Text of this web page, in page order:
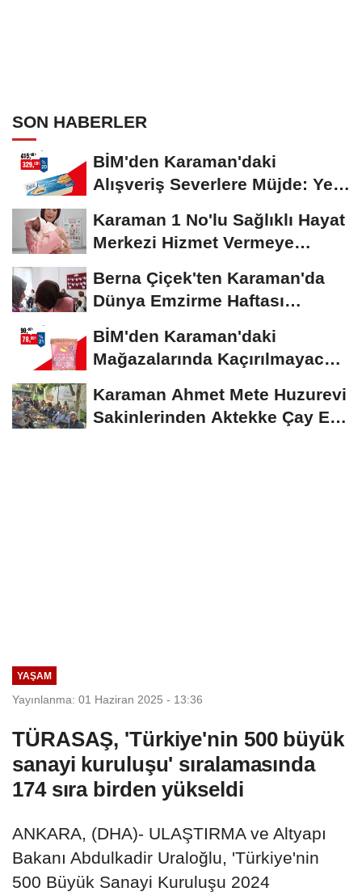
SON HABERLER
BİM'den Karaman'daki
Alışveriş Severlere Müjde: Yeni
Karaman 1 No'lu Sağlıklı Hayat
Merkezi Hizmet Vermeye
Berna Çiçek'ten Karaman'da
Dünya Emzirme Haftası
Etkinliğine Ziyaret
BİM'den Karaman'daki
Mağazalarında Kaçırılmayacak
Karaman Ahmet Mete Huzurevi
Sakinlerinden Aktekke Çay Evi
YAŞAM
Yayınlanma: 01 Haziran 2025 - 13:36
TÜRASAŞ, 'Türkiye'nin 500 büyük
sanayi kuruluşu' sıralamasında
174 sıra birden yükseldi
ANKARA, (DHA)- ULAŞTIRMA ve Altyapı
Bakanı Abdulkadir Uraloğlu, 'Türkiye'nin
500 Büyük Sanayi Kuruluşu 2024